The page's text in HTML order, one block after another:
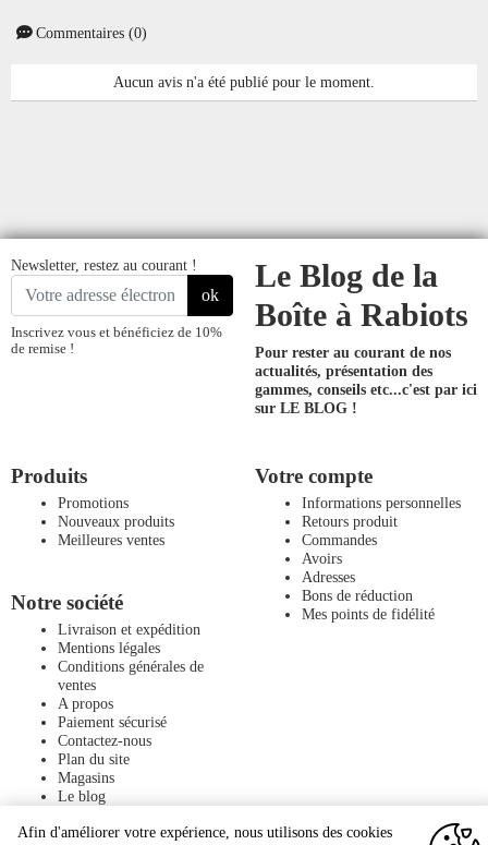
Commentaires (0)
Aucun avis n'a été publié pour le moment.
Newsletter, restez au courant !
ok
Inscrivez vous et bénéficiez de 10%
de remise !
Le Blog de la
Boîte à Rabiots
Pour rester au courant de nos
actualités, présentation des
gammes, conseils etc...c'est par ici
sur LE BLOG !
Produits
Promotions
Nouveaux produits
Meilleures ventes
Notre société
Livraison et expédition
Mentions légales
Conditions générales de
ventes
A propos
Paiement sécurisé
Contactez-nous
Plan du site
Magasins
Le blog
Votre compte
Informations personnelles
Retours produit
Commandes
Avoirs
Adresses
Bons de réduction
Mes points de fidélité
Afin d'améliorer votre expérience, nous utilisons des cookies